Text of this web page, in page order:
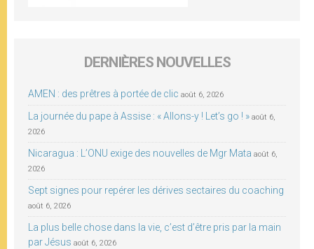
DERNIÈRES NOUVELLES
AMEN : des prêtres à portée de clic août 6, 2026
La journée du pape à Assise : « Allons-y ! Let’s go ! » août 6,
2026
Nicaragua : L’ONU exige des nouvelles de Mgr Mata août 6,
2026
Sept signes pour repérer les dérives sectaires du coaching
août 6, 2026
La plus belle chose dans la vie, c’est d’être pris par la main
par Jésus août 6, 2026